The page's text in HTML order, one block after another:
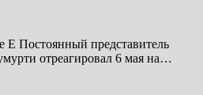
E Постоянный представитель
отреагировал 6 мая на…